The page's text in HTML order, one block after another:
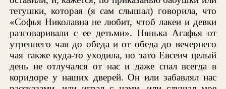
тетушки, которая (я сам слышал) говорила, что
«Софья Николавна не любит, чтоб лакеи и девки
разговаривали с ее детьми». Нянька Агафья от
утреннего чая до обеда и от обеда до вечернего
чая также куда-то уходила, но зато Евсеич целый
день не отлучался от нас и даже спал всегда в
коридоре у наших дверей. Он или забавлял нас